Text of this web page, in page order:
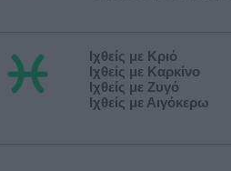
Ιχθείς με Κριό
Ιχθείς με Καρκίνο
Ιχθείς με Ζυγό
Ιχθείς με Αιγόκερω